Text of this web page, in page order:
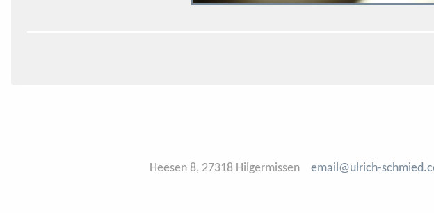
Heesen 8, 27318 Hilgermissen email@ulrich-